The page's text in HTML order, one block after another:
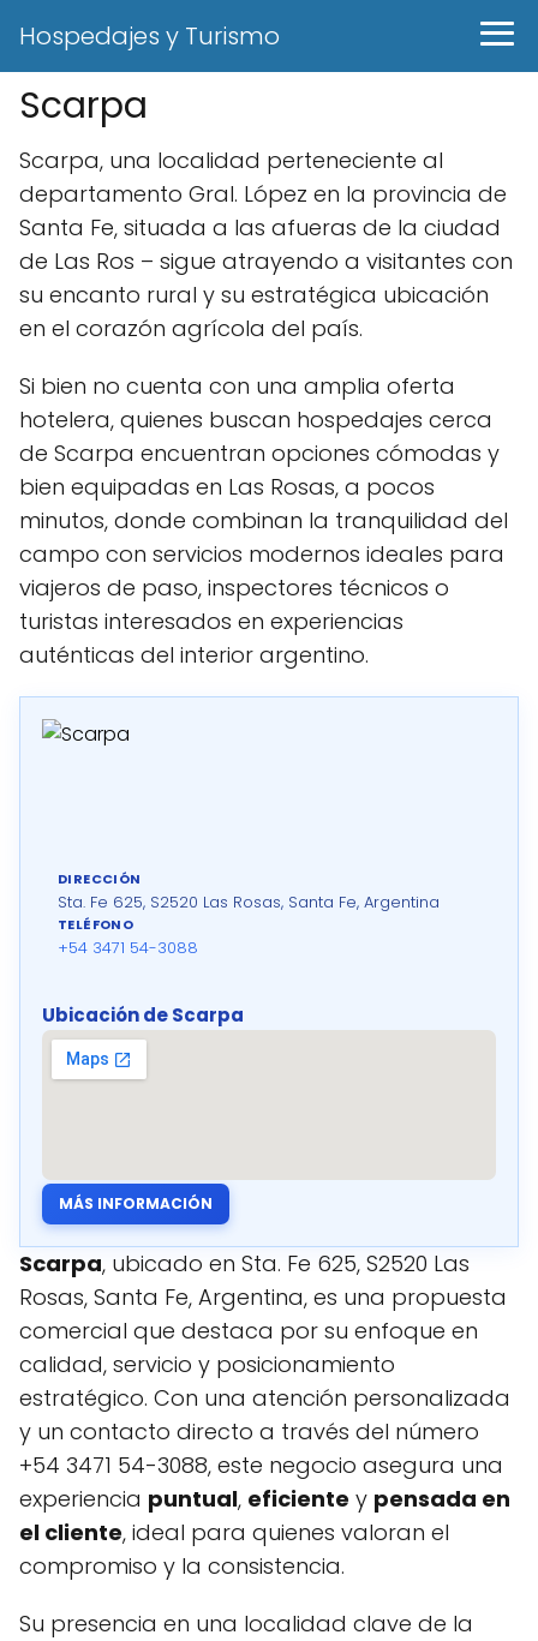
Hospedajes y Turismo
Scarpa
Scarpa, una localidad perteneciente al
departamento Gral. López en la provincia de
Santa Fe, situada a las afueras de la ciudad
de Las Ros – sigue atrayendo a visitantes con
su encanto rural y su estratégica ubicación
en el corazón agrícola del país.
Si bien no cuenta con una amplia oferta
hotelera, quienes buscan hospedajes cerca
de Scarpa encuentran opciones cómodas y
bien equipadas en Las Rosas, a pocos
minutos, donde combinan la tranquilidad del
campo con servicios modernos ideales para
viajeros de paso, inspectores técnicos o
turistas interesados en experiencias
auténticas del interior argentino.
DIRECCIÓN
Sta. Fe 625, S2520 Las Rosas, Santa Fe, Argentina
TELÉFONO
+54 3471 54-3088
Ubicación de Scarpa
MÁS INFORMACIÓN
Scarpa, ubicado en Sta. Fe 625, S2520 Las
Rosas, Santa Fe, Argentina, es una propuesta
comercial que destaca por su enfoque en
calidad, servicio y posicionamiento
estratégico. Con una atención personalizada
y un contacto directo a través del número
+54 3471 54-3088, este negocio asegura una
experiencia puntual, eficiente y pensada en
el cliente, ideal para quienes valoran el
compromiso y la consistencia.
Su presencia en una localidad clave de la